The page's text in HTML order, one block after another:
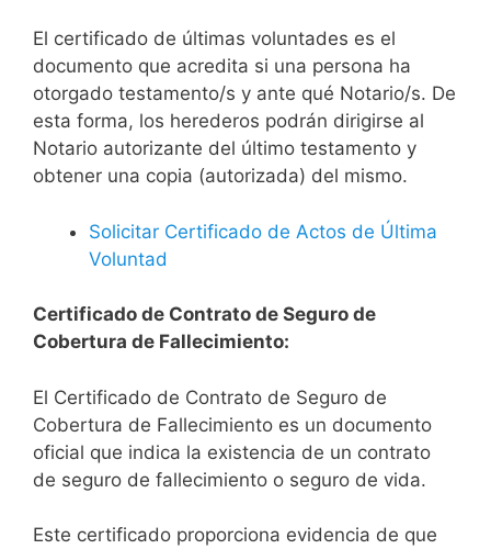
El certificado de últimas voluntades es el
documento que acredita si una persona ha
otorgado testamento/s y ante qué Notario/s. De
esta forma, los herederos podrán dirigirse al
Notario autorizante del último testamento y
obtener una copia (autorizada) del mismo.
Solicitar Certificado de Actos de Última
Voluntad
Certificado de Contrato de Seguro de
Cobertura de Fallecimiento:
El Certificado de Contrato de Seguro de
Cobertura de Fallecimiento es un documento
oficial que indica la existencia de un contrato
de seguro de fallecimiento o seguro de vida.
Este certificado proporciona evidencia de que